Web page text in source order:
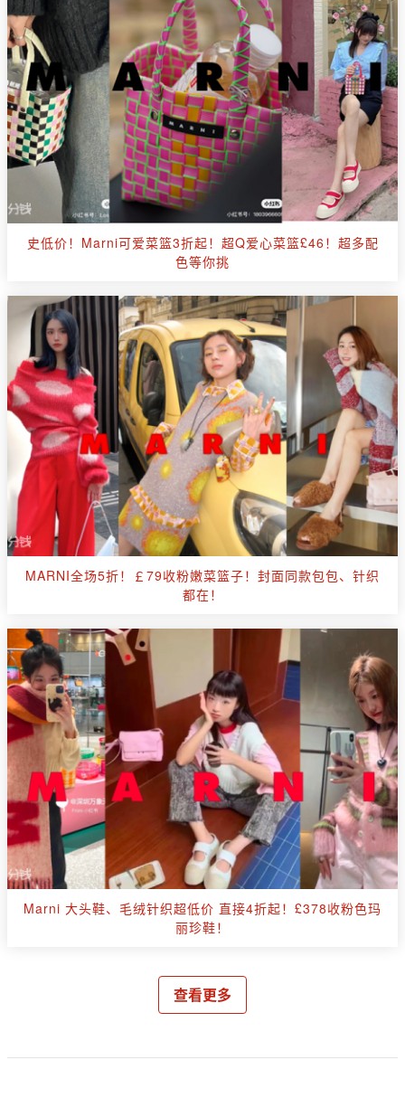
史低价！Marni可爱菜篮3折起！超Q爱心菜篮£46！超多配
色等你挑
MARNI全场5折！￡79收粉嫩菜篮子！封面同款包包、针织
都在！
Marni 大头鞋、毛绒针织超低价 直接4折起！£378收粉色玛
丽珍鞋！
查看更多